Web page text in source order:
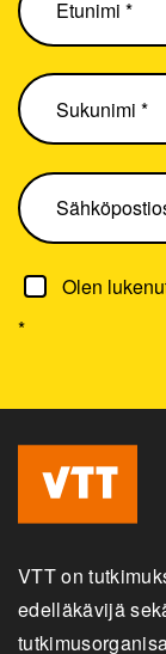
Olen
*
VTT on
edelläkävijä